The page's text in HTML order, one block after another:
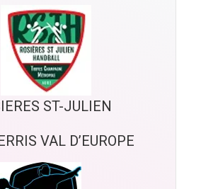
ST-JULIEN
VAL D’EUROPE